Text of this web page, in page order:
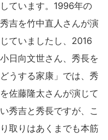
ています。1996年の
吉を竹中直人さんが演
ていましたし、2016
日向文世さん、秀長を
うする家康」では、秀
佐藤隆太さんが演じて
秀吉と秀長ですが、こ
取りはあくまでも本筋